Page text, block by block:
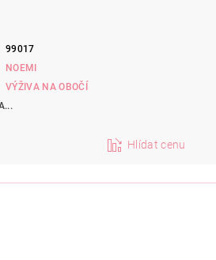
99017
NOEMI
VÝŽIVA NA OBOČÍ
Hlídat cenu